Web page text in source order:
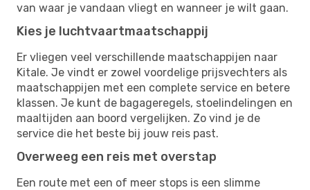
van waar je vandaan vliegt en wanneer je wilt gaan.
Kies je luchtvaartmaatschappij
Er vliegen veel verschillende maatschappijen naar
Kitale. Je vindt er zowel voordelige prijsvechters als
maatschappijen met een complete service en betere
klassen. Je kunt de bagageregels, stoelindelingen en
maaltijden aan boord vergelijken. Zo vind je de
service die het beste bij jouw reis past.
Overweeg een reis met overstap
Een route met een of meer stops is een slimme